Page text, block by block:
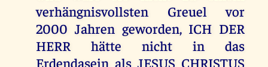
verhängnisvollsten Greuel vor
2000 Jahren geworden, ICH DER
HERR hätte nicht in das
Erdendasein als JESUS CHRISTUS